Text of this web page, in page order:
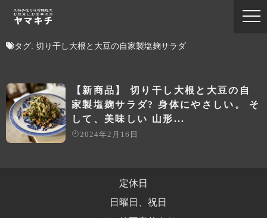
タグ: 切り干し大根と大豆の自家製塩麹サラダ
【新商品】 切り干し大根と大豆の自
家製塩麹サラダ? 身体にやさしい。 そ
して、美味しい 山形...
2024年2月16日
定休日
日曜日、祝日